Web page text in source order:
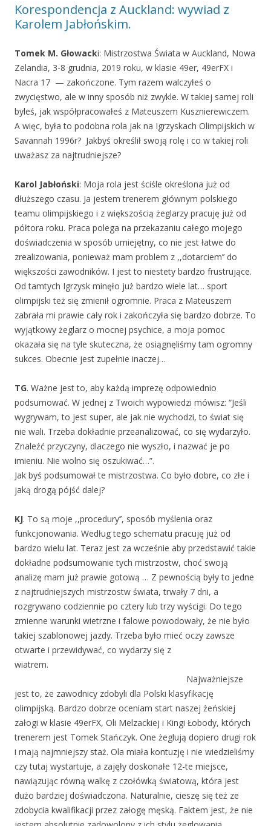
Korespondencja z Auckland: wywiad z
Karolem Jabłońskim.
Tomek M. Głowacki: Mistrzostwa Świata w Auckland, Nowa
Zelandia, 3-8 grudnia, 2019 roku, w klasie 49er, 49erFX i
Nacra 17 — zakończone. Tym razem walczyłeś o
zwycięstwo, ale w inny sposób niż zwykle. W takiej samej roli
byleś, jak współpracowałeś z Mateuszem Kusznierewiczem.
A więc, była to podobna rola jak na Igrzyskach Olimpijskich w
Savannah 1996r? Jakbyś określił swoją rolę i co w takiej roli
uważasz za najtrudniejsze?
Karol Jabłoński: Moja rola jest ściśle określona już od
dłuższego czasu. Ja jestem trenerem głównym polskiego
teamu olimpijskiego i z większością żeglarzy pracuję już od
półtora roku. Praca polega na przekazaniu całego mojego
doświadczenia w sposób umiejętny, co nie jest łatwe do
zrealizowania, ponieważ mam problem z ,,dotarciem’’ do
większości zawodników. I jest to niestety bardzo frustrujące.
Od tamtych Igrzysk minęło już bardzo wiele lat… sport
olimpijski też się zmienił ogromnie. Praca z Mateuszem
zabrała mi prawie cały rok i zakończyła się bardzo dobrze. To
wyjątkowy żeglarz o mocnej psychice, a moja pomoc
okazała się na tyle skuteczna, że osiągnęliśmy tam ogromny
sukces. Obecnie jest zupełnie inaczej…
TG. Ważne jest to, aby każdą imprezę odpowiednio
podsumować. W jednej z Twoich wypowiedzi mówisz: “Jeśli
wygrywam, to jest super, ale jak nie wychodzi, to świat się
nie wali. Trzeba dokładnie przeanalizować, co się wydarzyło.
Znaleźć przyczyny, dlaczego nie wyszło, i nazwać je po
imieniu. Nie wolno się oszukiwać…”.
Jak byś podsumował te mistrzostwa. Co było dobre, co złe i
jaką drogą pójść dalej?
KJ. To są moje ,,procedury’’, sposób myślenia oraz
funkcjonowania. Według tego schematu pracuję już od
bardzo wielu lat. Teraz jest za wcześnie aby przedstawić takie
dokładne podsumowanie tych mistrzostw, choć swoją
analizę mam już prawie gotową … Z pewnością były to jedne
z najtrudniejszych mistrzostw świata, trwały 7 dni, a
rozgrywano codziennie po cztery lub trzy wyścigi. Do tego
zmienne warunki wietrzne i falowe powodowały, że nie było
takiej szablonowej jazdy. Trzeba było mieć oczy zawsze
otwarte i przewidywać, co wydarzy się z
wiatrem.
Najważniejsze
jest to, że zawodnicy zdobyli dla Polski klasyfikację
olimpijską. Bardzo dobrze oceniam start naszej żeńskiej
załogi w klasie 49erFX, Oli Melzackiej i Kingi Łobody, których
trenerem jest Tomek Stańczyk. One żeglują dopiero drugi rok
i mają najmniejszy staż. Ola miała kontuzję i nie wiedzieliśmy
czy tutaj wystartuje, a zajęły doskonałe 12-te miejsce,
nawiązując równą walkę z czołówką światową, która jest
dużo bardziej doświadczona. Naturalnie, cieszę się też ze
zdobycia kwalifikacji przez załogę męską. Faktem jest, że nie